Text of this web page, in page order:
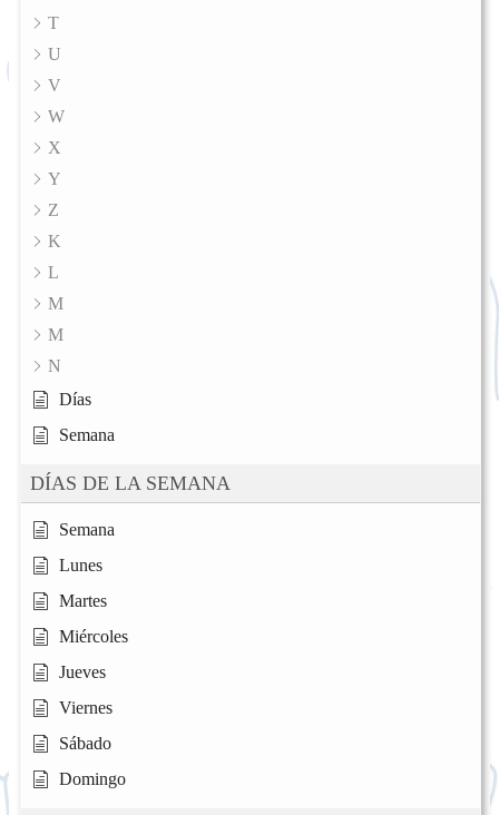
T
U
V
W
X
Y
Z
K
L
M
M
N
Días
Semana
DÍAS DE LA SEMANA
Semana
Lunes
Martes
Miércoles
Jueves
Viernes
Sábado
Domingo